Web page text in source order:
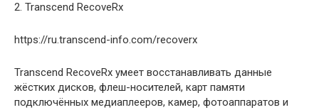
2. Transcend RecoveRx
https://ru.transcend-info.com/recoverx
Transcend RecoveRx умеет восстанавливать данные
жёстких дисков, флеш-носителей, карт памяти
подключённых медиаплееров, камер, фотоаппаратов и